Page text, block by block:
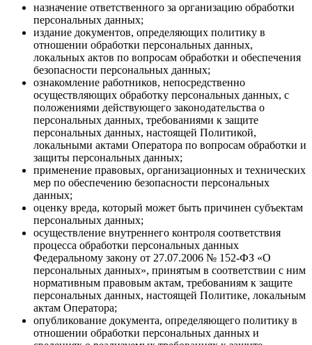
назначение ответственного за организацию обработки
персональных данных;
издание документов, определяющих политику в
отношении обработки персональных данных,
локальных актов по вопросам обработки и обеспечения
безопасности персональных данных;
ознакомление работников, непосредственно
осуществляющих обработку персональных данных, с
положениями действующего законодательства о
персональных данных, требованиями к защите
персональных данных, настоящей Политикой,
локальными актами Оператора по вопросам обработки и
защиты персональных данных;
применение правовых, организационных и технических
мер по обеспечению безопасности персональных
данных;
оценку вреда, который может быть причинен субъектам
персональных данных;
осуществление внутреннего контроля соответствия
процесса обработки персональных данных
Федеральному закону от 27.07.2006 № 152-ФЗ «О
персональных данных», принятым в соответствии с ним
нормативным правовым актам, требованиям к защите
персональных данных, настоящей Политике, локальным
актам Оператора;
опубликование документа, определяющего политику в
отношении обработки персональных данных и